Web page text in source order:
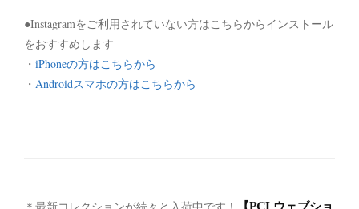
●Instagramをご利用されていない方はこちらからインストール
をおすすめします
・ iPhoneの方はこちらから
・ Androidスマホの方はこちらから